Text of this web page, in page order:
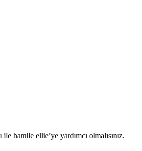
hamile ellie’ye yardımcı olmalısınız.